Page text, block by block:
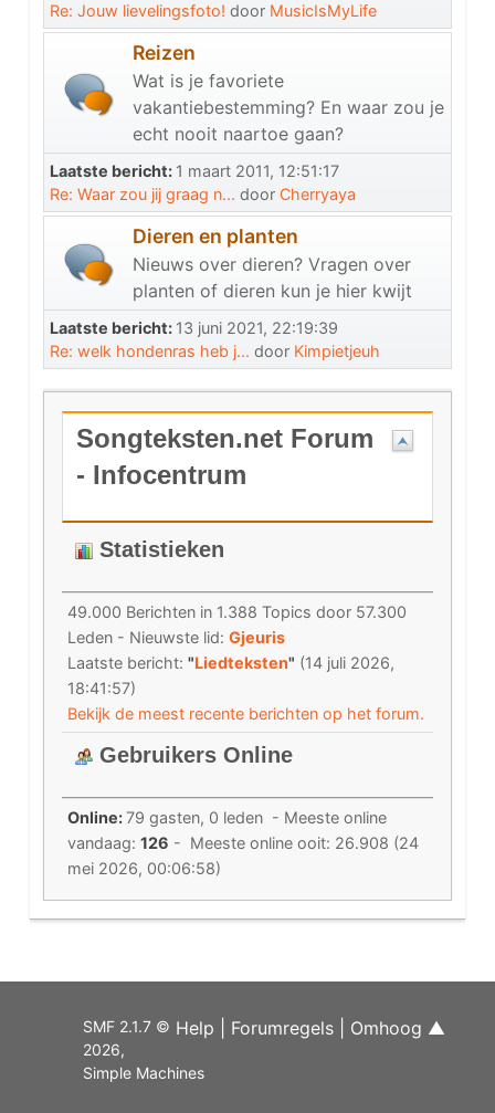
Re: Jouw lievelingsfoto! door MusicIsMyLife
Reizen
Wat is je favoriete
vakantiebestemming? En waar zou je
echt nooit naartoe gaan?
Laatste bericht: 1 maart 2011, 12:51:17
Re: Waar zou jij graag n... door Cherryaya
Dieren en planten
Nieuws over dieren? Vragen over
planten of dieren kun je hier kwijt
Laatste bericht: 13 juni 2021, 22:19:39
Re: welk hondenras heb j... door Kimpietjeuh
Songteksten.net Forum
- Infocentrum
Statistieken
49.000 Berichten in 1.388 Topics door 57.300
Leden - Nieuwste lid: Gjeuris
Laatste bericht: "Liedteksten" (14 juli 2026,
18:41:57)
Bekijk de meest recente berichten op het forum.
Gebruikers Online
Online:79 gasten, 0 leden - Meeste online
vandaag: 126 - Meeste online ooit: 26.908 (24
mei 2026, 00:06:58)
Help Forumregels Omhoog ▲
SMF 2.1.7 ©
2026,
Simple Machines